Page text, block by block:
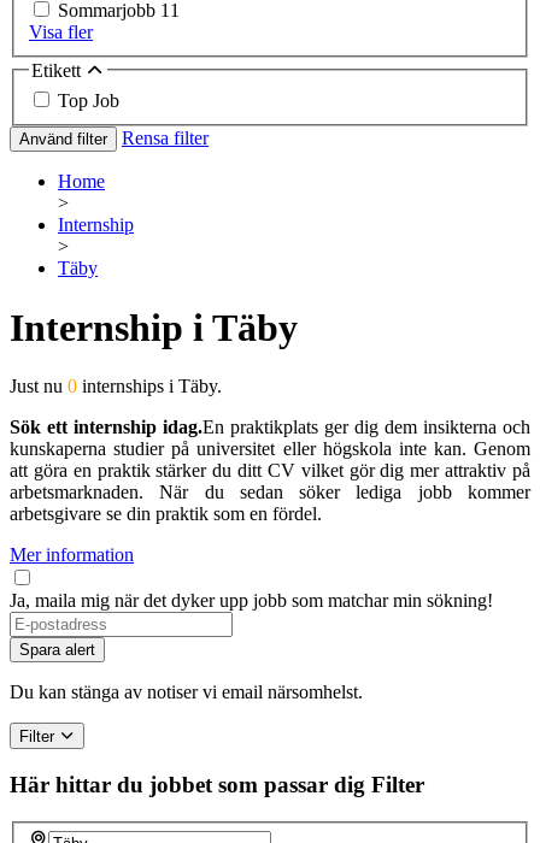
Sommarjobb 11
Visa fler
Etikett
Top Job
Använd filter Rensa filter
Home
>
Internship
>
Täby
Internship i Täby
Just nu 0 internships i Täby.
Sök ett internship idag.En praktikplats ger dig dem insikterna och
kunskaperna studier på universitet eller högskola inte kan. Genom
att göra en praktik stärker du ditt CV vilket gör dig mer attraktiv på
arbetsmarknaden. När du sedan söker lediga jobb kommer
arbetsgivare se din praktik som en fördel.
Mer information
Ja, maila mig när det dyker upp jobb som matchar min sökning!
If
you
are
a
ignore
this
field
Spara alert
Du kan stänga av notiser vi email närsomhelst.
Filter
Här hittar du jobbet som passar dig Filter